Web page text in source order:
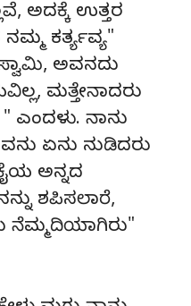
ಅದಕ್ಕೆ ಉತ್ತರ
ಕರ್ತ್ಯವ್ಯ"
ಅವನದು
ಮತ್ತೇನಾದರು
ಎಂದಳು. ನಾನು
ಏನು ನುಡಿದರು
ಅನ್ನದ
ಶಪಿಸಲಾರೆ,
ನೆಮ್ಮದಿಯಾಗಿರು"